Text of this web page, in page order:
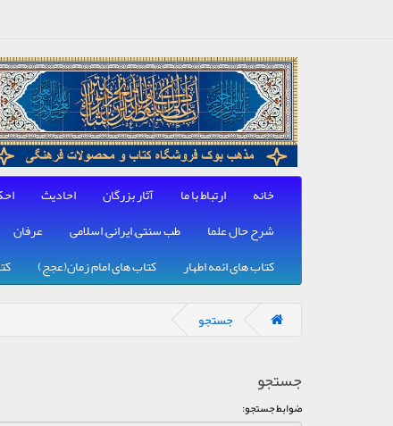
خانه ارتباط با ما آثار بزرگان احادیث
شرح حال علما
طب سنتی, ایرانی, اسلامی عرفان
کتاب های ائمه اطهار
کتاب های امام زمان(عجج)
جستجو
جستجو
ضوابط جستجو: